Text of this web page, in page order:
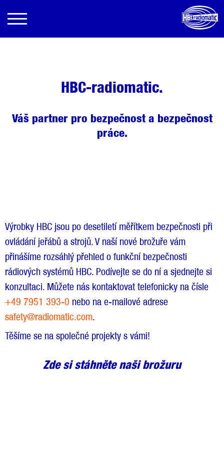
HBC-radiomatic.
Váš partner pro bezpečnost a bezpečnost
práce.
Výrobky HBC jsou po desetiletí měřítkem bezpečnosti při
ovládání jeřábů a strojů. V naší nové brožuře vám
přinášíme rozsáhlý přehled o funkční bezpečnosti
rádiových systémů HBC. Podívejte se do ní a sjednejte si
konzultaci. Můžete nás kontaktovat telefonicky na čísle
+49 7951 393-0 nebo na e-mailové adrese
safety@radiomatic.com.
Těšíme se na společné projekty s vámi!
Zde si stáhněte naši brožuru